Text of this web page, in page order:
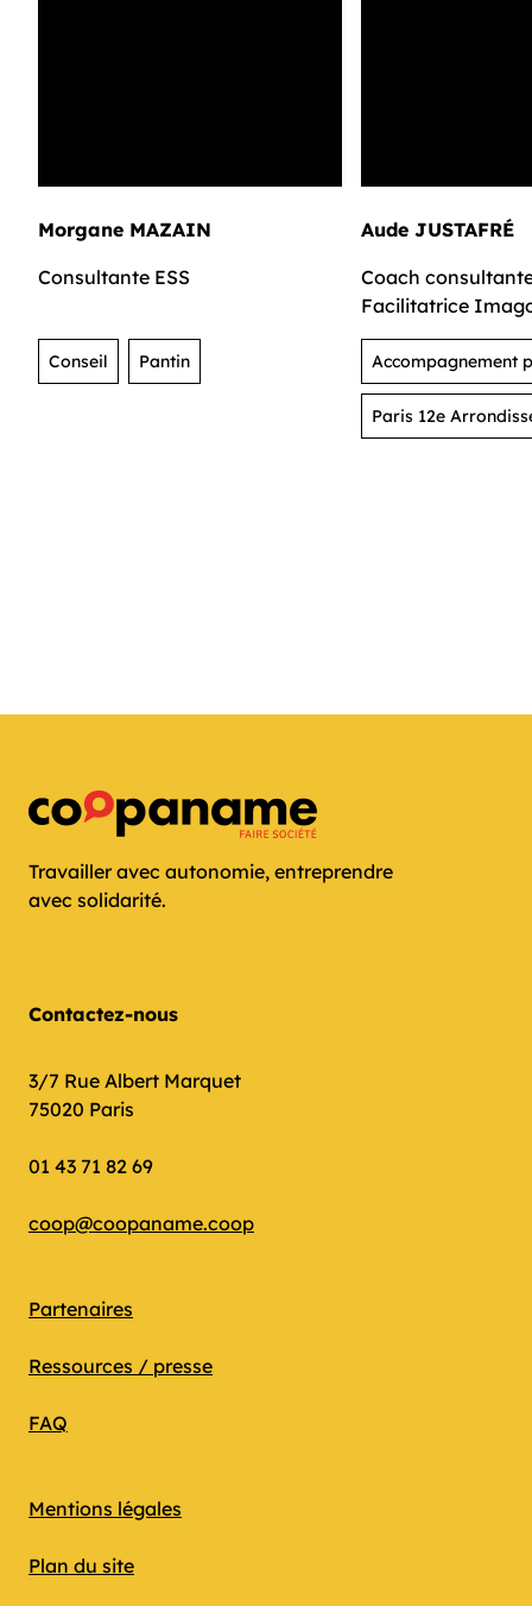
Morgane MAZAIN
Consultante ESS
Conseil Pantin
Aude JUSTAFRÉ
Coach
Facilitatrice
Accompagnement
Paris 12e
Travailler avec autonomie, entreprendre
avec solidarité.
Contactez-nous
3/7 Rue Albert Marquet
75020 Paris
01 43 71 82 69
coop@coopaname.coop
Partenaires
Ressources / presse
FAQ
Mentions légales
Plan du site